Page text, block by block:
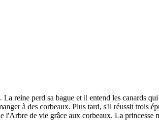
reine perd sa bague et il entend les canards
à des corbeaux. Plus tard, s'il réussit trois
de vie grâce aux corbeaux. La